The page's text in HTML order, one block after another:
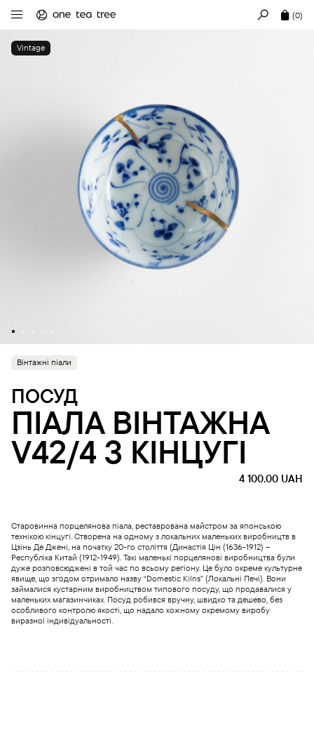
(0)
Vintage
Вінтажні піали
ПОСУД
ПІАЛА ВІНТАЖНА
V42/4 З КІНЦУГІ
4 100.00 UAH
Старовинна порцелянова піала, реставрована майстром за японською
технікою кінцугі. Створена на одному з локальних маленьких виробництв в
Цзінь Де Джені, на початку 20-го століття (Династія Цін (1636-1912) –
Республіка Китай (1912-1949). Такі маленькі порцелянові виробництва були
дуже розповсюджені в той час по всьому регіону. Це було окреме культурне
явище, що згодом отримало назву “Domestic Kilns” (Локальні Печі). Вони
займалися кустарним виробництвом типового посуду, що продавалися у
маленьких магазинчиках. Посуд робився вручну, швидко та дешево, без
особливого контролю якості, що надало кожному окремому виробу
виразної індивідуальності.